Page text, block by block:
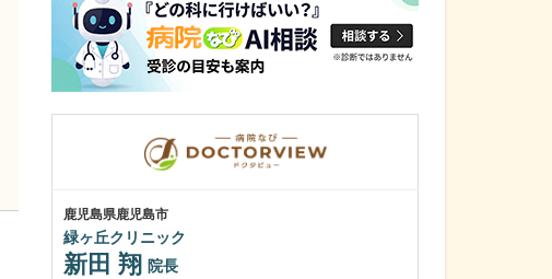
鹿児島県鹿児島市
緑ヶ丘クリニック
新田 翔 院長